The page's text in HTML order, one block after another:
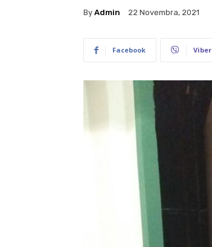
By Admin 22 Novembra, 2021
Facebook Viber